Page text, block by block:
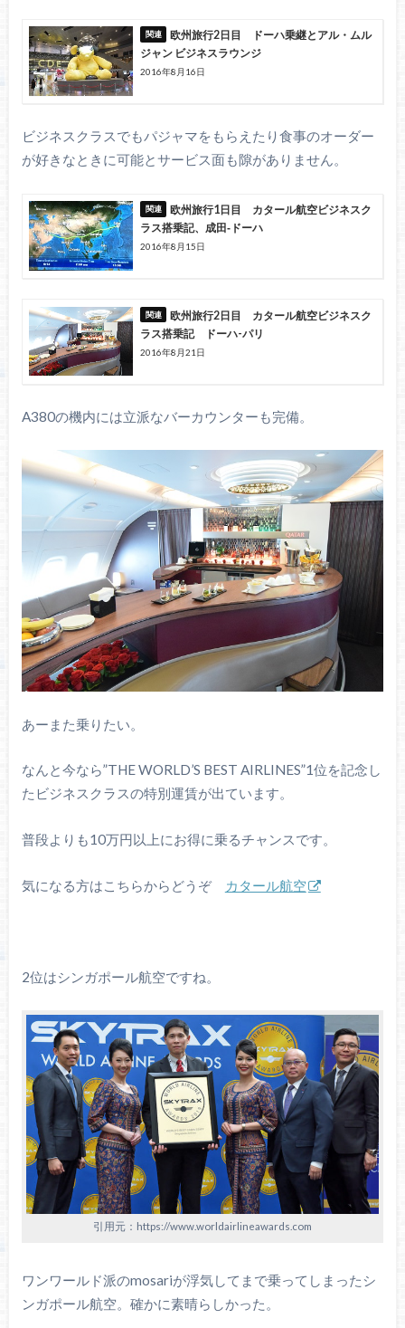
欧州旅行2日目 ドーハ乗継とアル・ムル
ジャン ビジネスラウンジ
2016年8月16日
ビジネスクラスでもパジャマをもらえたり食事のオーダー
が好きなときに可能とサービス面も隙がありません。
欧州旅行1日目 カタール航空ビジネスク
ラス搭乗記、成田‐ドーハ
2016年8月15日
欧州旅行2日目 カタール航空ビジネスク
ラス搭乗記 ドーハ-パリ
2016年8月21日
A380の機内には立派なバーカウンターも完備。
あーまた乗りたい。
なんと今なら”THE WORLD’S BEST AIRLINES”1位を記念し
たビジネスクラスの特別運賃が出ています。
普段よりも10万円以上にお得に乗るチャンスです。
気になる方はこちらからどうぞ カタール航空
2位はシンガポール航空ですね。
引用元：https://www.worldairlineawards.com
ワンワールド派のmosariが浮気してまで乗ってしまったシ
ンガポール航空。確かに素晴らしかった。